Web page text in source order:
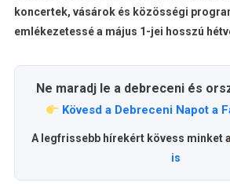
koncertek, vásárok és közösségi
emlékezetessé a május 1-jei hosszú
Ne maradj le a debreceni és
Kövesd a Debreceni Napot a
A legfrissebb hírekért kövess minket
is